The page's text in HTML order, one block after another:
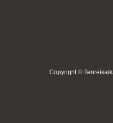
Copyright ©